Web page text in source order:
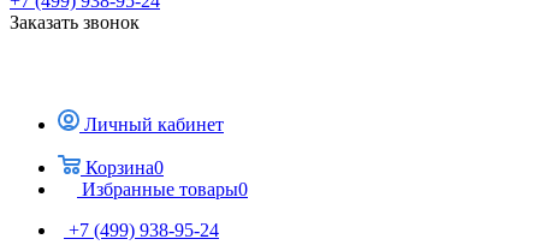
Заказать звонок
Личный кабинет
Корзина0
Избранные товары0
+7 (499) 938-95-24